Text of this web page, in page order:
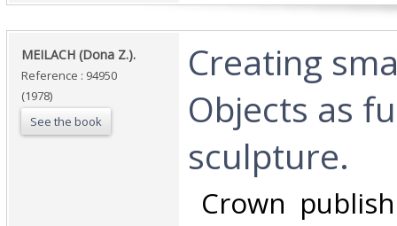
‎MEILACH (Dona Z.).‎
Reference : 94950
(1978)
See the book
‎Creating
Objects as
sculpture.‎
Crown